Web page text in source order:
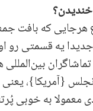
که بافت
بین‌‌المللی
{آمریکا}،
معمولا به خوبی